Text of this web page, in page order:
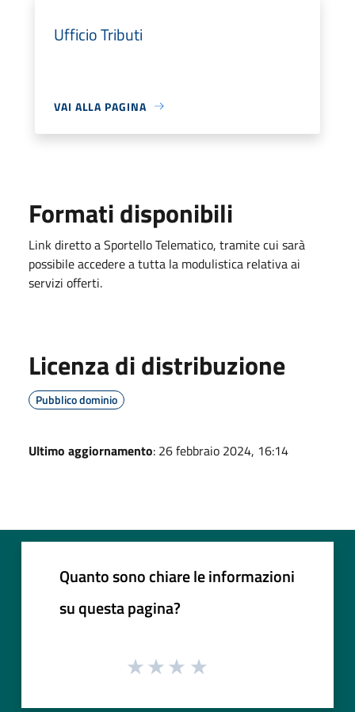
Ufficio Tributi
VAI ALLA PAGINA
Formati disponibili
Link diretto a Sportello Telematico, tramite cui sarà
possibile accedere a tutta la modulistica relativa ai
servizi offerti.
Licenza di distribuzione
Pubblico dominio
Ultimo aggiornamento: 26 febbraio 2024, 16:14
Quanto sono chiare le informazioni
su questa pagina?